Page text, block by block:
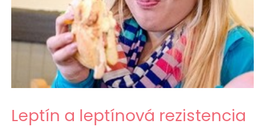
Leptín a leptínová rezistencia